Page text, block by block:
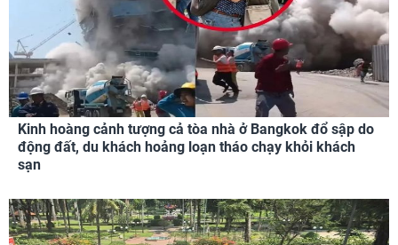
Kinh hoàng cảnh tượng cả tòa nhà ở Bangkok đổ sập do
động đất, du khách hoảng loạn tháo chạy khỏi khách
sạn